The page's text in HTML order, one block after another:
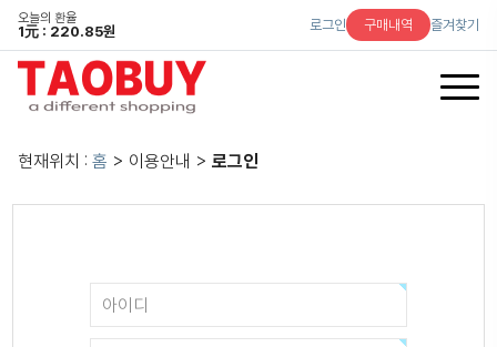
오늘의 환율
1元 : 220.85원 로그인 구매내역 즐겨찾기
현재위치 : 홈 > 이용안내 > 로그인